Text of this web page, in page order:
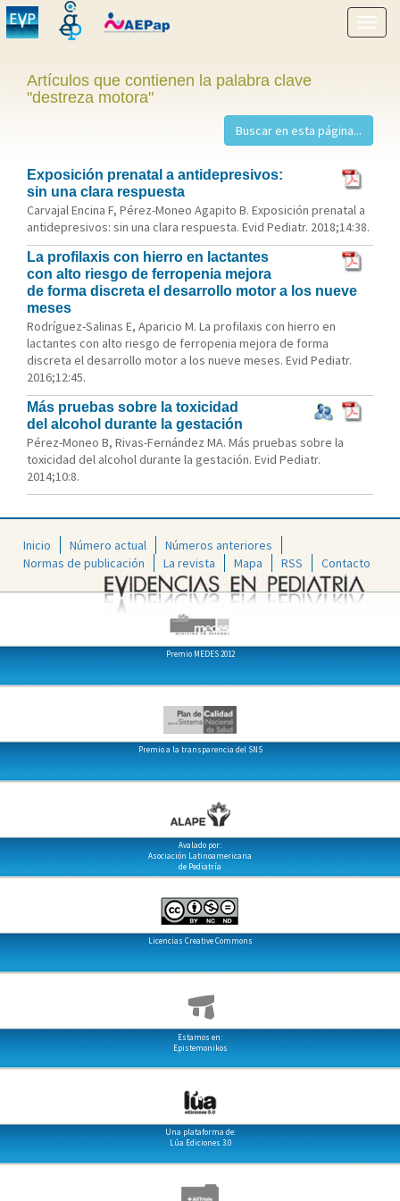
menú
Artículos que contienen la palabra clave
"destreza motora"
Exposición prenatal a antidepresivos:
sin una clara respuesta
Carvajal Encina F, Pérez-Moneo Agapito B. Exposición prenatal a
antidepresivos: sin una clara respuesta. Evid Pediatr. 2018;14:38.
La profilaxis con hierro en lactantes
con alto riesgo de ferropenia mejora
de forma discreta el desarrollo motor a los nueve
meses
Rodríguez-Salinas E, Aparicio M. La profilaxis con hierro en
lactantes con alto riesgo de ferropenia mejora de forma
discreta el desarrollo motor a los nueve meses. Evid Pediatr.
2016;12:45.
Más pruebas sobre la toxicidad
del alcohol durante la gestación
Pérez-Moneo B, Rivas-Fernández MA. Más pruebas sobre la
toxicidad del alcohol durante la gestación. Evid Pediatr.
2014;10:8.
Inicio Número actual
Números anteriores
Normas de publicación
La revista Mapa RSS Contacto
Premio MEDES 2012
Premio a la transparencia del SNS
Avalado por:
Asociación Latinoamericana
de Pediatría
Licencias Creative Commons
Estamos en:
Epistemonikos
Una plataforma de:
Lúa Ediciones 3.0